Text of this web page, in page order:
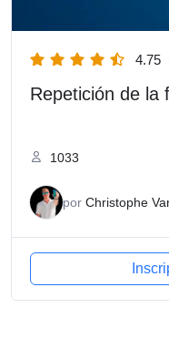
4.75
Repetición de la
1033
por Christophe